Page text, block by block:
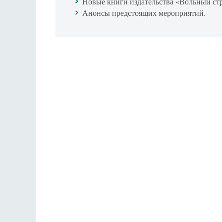
Анонсы предстоящих мероприятий.